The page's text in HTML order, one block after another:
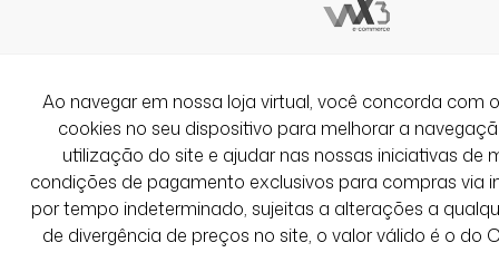
Muito lindo e confortável o vestido.
ao(a) cliente se deseja as roupas com
pois, elas chegaram com excesso de
lavá-las devido ao forte cheiro.
Ver Mais Avaliações
Ao navegar em nossa loja virtual, você concorda com
cookies no seu dispositivo para melhorar a
utilização do site e ajudar nas nossas iniciativas de
condições de pagamento exclusivos para compras via
por tempo indeterminado, sujeitas a alterações a
de divergência de preços no site, o valor válido é o do